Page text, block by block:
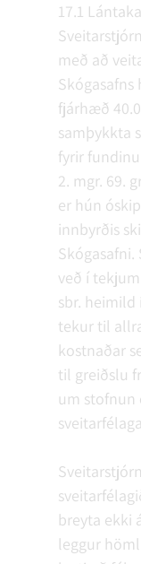
17.1
með að
Skógasafns
fjárhæð
samþykkta
fyrir
2. mgr. 69.
er hún
innbyrðis
veð í
sbr. heimild
tekur til
kostnaðar
til greiðslu
um stofnun
breyta ekki
leggur